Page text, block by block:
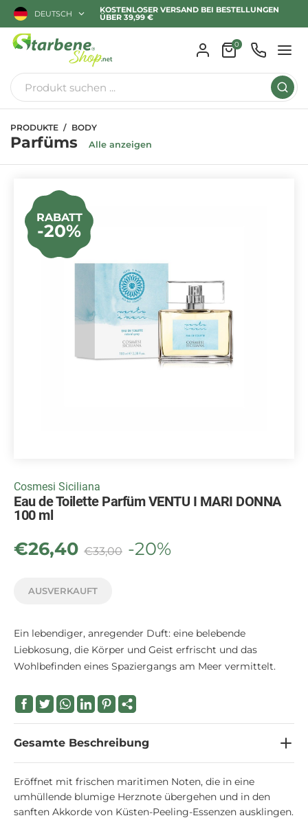
DEUTSCH KOSTENLOSER VERSAND BEI BESTELLUNGEN
ÜBER 39,99 €
0
PRODUKTE BODY
Parfüms Alle anzeigen
RABATT
-20%
Cosmesi Siciliana
Eau de Toilette Parfüm VENTU I MARI DONNA
100 ml
€26,40 €33,00 -20%
AUSVERKAUFT
Ein lebendiger, anregender Duft: eine belebende
Liebkosung, die Körper und Geist erfrischt und das
Wohlbefinden eines Spaziergangs am Meer vermittelt.
Gesamte Beschreibung
Eröffnet mit frischen maritimen Noten, die in eine
umhüllende blumige Herznote übergehen und in den
sanften Akkorde von Küsten-Peeling-Essenzen ausklingen.